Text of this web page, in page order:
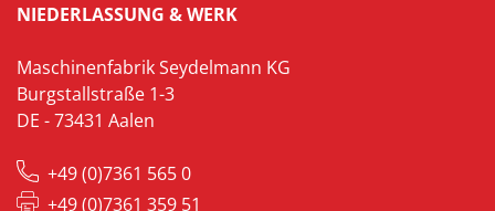
NIEDERLASSUNG & WERK
Maschinenfabrik Seydelmann KG
Burgstallstraße 1-3
DE - 73431 Aalen
+49 (0)7361 565 0
+49 (0)7361 359 51